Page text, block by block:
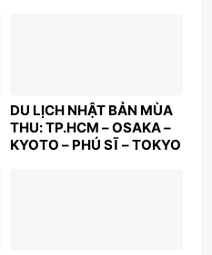
DU LỊCH NHẬT BẢN MÙA
THU: TP.HCM – OSAKA –
KYOTO – PHÚ SĨ – TOKYO